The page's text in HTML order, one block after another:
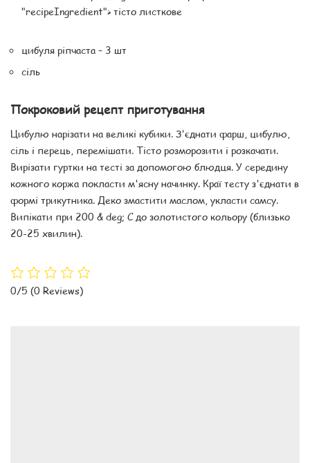
"recipeIngredient"> тісто листкове
цибуля ріпчаста – 3 шт
сіль
Покроковий рецепт приготування
Цибулю нарізати на великі кубики. З'єднати фарш, цибулю,
сіль і перець, перемішати. Тісто розморозити і розкачати.
Вирізати гуртки на тесті за допомогою блюдця. У середину
кожного коржа покласти м'ясну начинку. Краї тесту з'єднати в
формі трикутника. Деко змастити маслом, укласти самсу.
Випікати при 200 & deg; C до золотистого кольору (близько
20-25 хвилин).
0/5 (0 Reviews)